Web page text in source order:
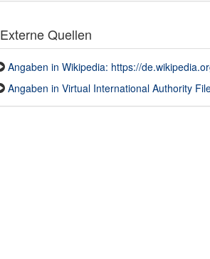
Externe Quellen
Angaben in Wikipedia: https://
Angaben in Virtual International Authority